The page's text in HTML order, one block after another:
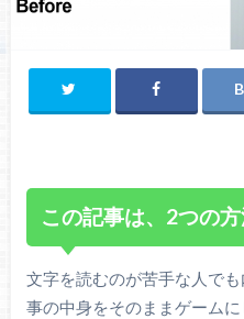
この記事は、2つの
文字を読むのが苦手な人で
事の中身をそのままゲーム